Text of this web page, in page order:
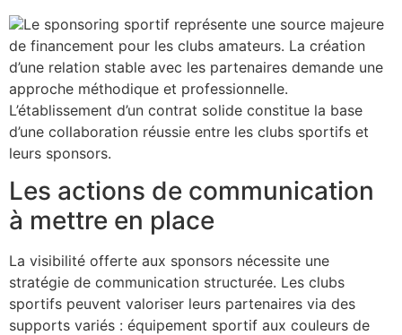
Le sponsoring sportif représente une source majeure
de financement pour les clubs amateurs. La création
d’une relation stable avec les partenaires demande une
approche méthodique et professionnelle.
L’établissement d’un contrat solide constitue la base
d’une collaboration réussie entre les clubs sportifs et
leurs sponsors.
Les actions de communication
à mettre en place
La visibilité offerte aux sponsors nécessite une
stratégie de communication structurée. Les clubs
sportifs peuvent valoriser leurs partenaires via des
supports variés : équipement sportif aux couleurs de